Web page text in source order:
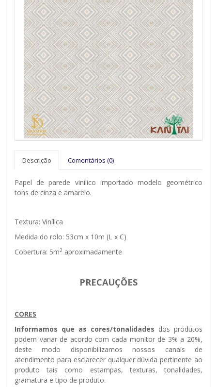
Descrição Comentários (0)
Papel de parede vinílico importado modelo geométrico
tons de cinza e amarelo.
Textura: Vinílica
Medida do rolo: 53cm x 10m (L x C)
Cobertura: 5m2 aproximadamente
PRECAUÇÕES
CORES
Informamos que as cores/tonalidades dos produtos
podem variar de acordo com cada monitor de 3% a 20%,
deste modo disponibilizamos nossos canais de
atendimento para esclarecer qualquer dúvida pertinente ao
produto tais como estampas, texturas, tonalidades,
gramatura e tipo de produto.